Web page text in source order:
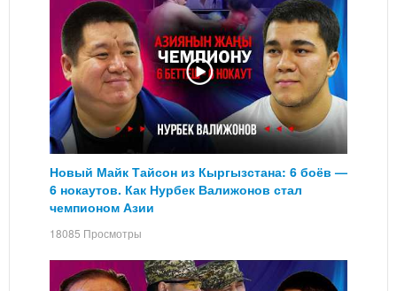
Новый Майк Тайсон из Кыргызстана: 6 боёв —
6 нокаутов. Как Нурбек Валижонов стал
чемпионом Азии
18085 Просмотры